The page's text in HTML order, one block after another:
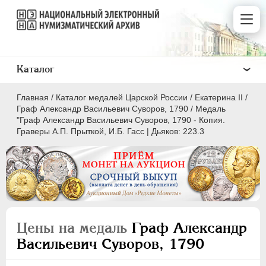
Главная / Каталог медалей Царской России / Екатерина II /
Граф Александр Васильевич Суворов, 1790 / Медаль
"Граф Александр Васильевич Суворов, 1790 - Копия.
Граверы А.П. Прыткой, И.Б. Гасс | Дьяков: 223.3
Цены на медаль Граф Александр
Васильевич Суворов, 1790
Каталог
ВСЕ
ПEТР I 1699-1725
ПЕТР II
АННА ИОАННОВНА 1730-1740
ИОАНН АНТОНОВИЧ
1740-1741